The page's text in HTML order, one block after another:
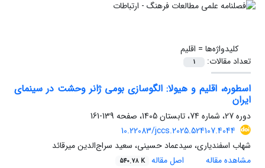
کلیدواژه‌ها = اقلیم
تعداد مقالات:
1
اسطوره، اقلیم و هیولا: الگوسازی بومی ژانر وحشت در سینمای
ایران
دوره 27، شماره 74، تابستان 1405، صفحه
139-161
10.22083/jccs.2025.524107.4044
شهاب اسفندیاری، سیدعماد حسینی، سعید سراج‌الدین میرقائد
مشاهده مقاله
اصل مقاله 540.78 K